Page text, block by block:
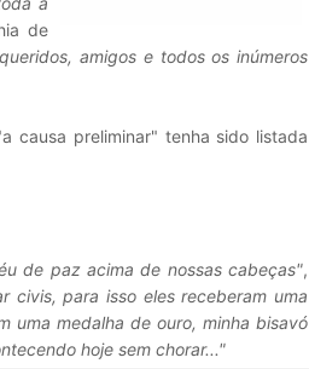
de
amigos e todos os inúmeros
causa preliminar" tenha sido listada
de paz acima de nossas cabeças",
civis, para isso eles receberam uma
uma medalha de ouro, minha bisavó
hoje sem chorar..."